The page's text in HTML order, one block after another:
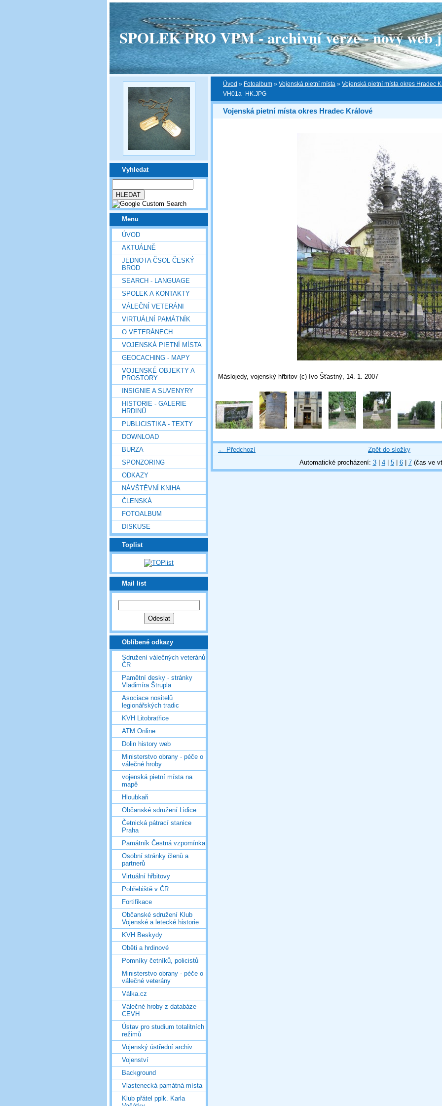
SPOLEK PRO VPM - archivní verze - nový web
Vyhledat
Menu
ÚVOD
AKTUÁLNĚ
JEDNOTA ČSOL ČESKÝ
BROD
SEARCH - LANGUAGE
SPOLEK A KONTAKTY
VÁLEČNÍ VETERÁNI
VIRTUÁLNÍ PAMÁTNÍK
O VETERÁNECH
VOJENSKÁ PIETNÍ MÍSTA
GEOCACHING - MAPY
VOJENSKÉ OBJEKTY A
PROSTORY
INSIGNIE A SUVENYRY
HISTORIE - GALERIE
HRDINŮ
PUBLICISTIKA - TEXTY
DOWNLOAD
BURZA
SPONZORING
ODKAZY
NÁVŠTĚVNÍ KNIHA
ČLENSKÁ
FOTOALBUM
DISKUSE
Toplist
Mail list
Oblíbené odkazy
Sdružení válečných veteránů
ČR
Pamětní desky - stránky
Vladimíra Štrupla
Asociace nositelů
legionářských tradic
KVH Litobratřice
ATM Online
Dolin history web
Ministerstvo obrany - péče o
válečné hroby
vojenská pietní místa na
mapě
Hloubkaři
Občanské sdružení Lidice
Četnická pátrací stanice
Praha
Památník Čestná vzpomínka
Osobní stránky členů a
partnerů
Virtuální hřbitovy
Pohřebiště v ČR
Fortifikace
Občanské sdružení Klub
Vojenské a letecké historie
KVH Beskydy
Oběti a hrdinové
Pomníky četníků, policistů
Ministerstvo obrany - péče o
válečné veterány
Válka.cz
Válečné hroby z databáze
CEVH
Ústav pro studium totalitních
režimů
Vojenský ústřední archiv
Vojenství
Background
Vlastenecká památná místa
Klub přátel pplk. Karla
Úvod » Fotoalbum » Vojenská pietní místa » Vojenská pietní místa okres Hradec
VH01a_HK.JPG
Vojenská pietní místa okres Hradec Králové
Máslojedy, vojenský hřbitov (c) Ivo Šťastný, 14. 1. 2007
← Předchozí
Zpět do složky
Automatické procházení: 3| 4| 5| 6| 7(čas ve